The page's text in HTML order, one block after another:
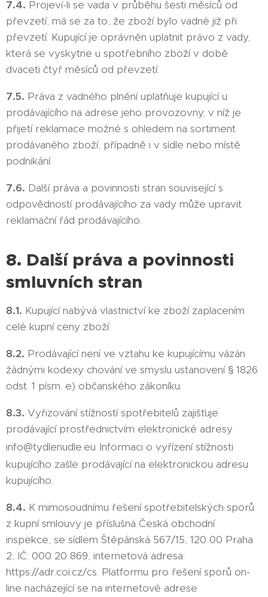
7.4. Projeví-li se vada v průběhu šesti měsíců od
převzetí, má se za to, že zboží bylo vadné již při
převzetí. Kupující je oprávněn uplatnit právo z vady,
která se vyskytne u spotřebního zboží v době
dvaceti čtyř měsíců od převzetí.
7.5. Práva z vadného plnění uplatňuje kupující u
prodávajícího na adrese jeho provozovny, v níž je
přijetí reklamace možné s ohledem na sortiment
prodávaného zboží, případně i v sídle nebo místě
podnikání.
7.6. Další práva a povinnosti stran související s
odpovědností prodávajícího za vady může upravit
reklamační řád prodávajícího.
8. Další práva a povinnosti
smluvních stran
8.1. Kupující nabývá vlastnictví ke zboží zaplacením
celé kupní ceny zboží.
8.2. Prodávající není ve vztahu ke kupujícímu vázán
žádnými kodexy chování ve smyslu ustanovení § 1826
odst. 1 písm. e) občanského zákoníku.
8.3. Vyřizování stížností spotřebitelů zajišťuje
prodávající prostřednictvím elektronické adresy
info@tydlenudle.eu Informaci o vyřízení stížnosti
kupujícího zašle prodávající na elektronickou adresu
kupujícího.
8.4. K mimosoudnímu řešení spotřebitelských sporů
z kupní smlouvy je příslušná Česká obchodní
inspekce, se sídlem Štěpánská 567/15, 120 00 Praha
2, IČ: 000 20 869, internetová adresa:
https://adr.coi.cz/cs. Platformu pro řešení sporů on-
line nacházející se na internetové adrese